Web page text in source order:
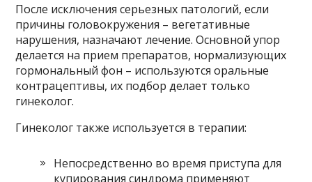
После исключения серьезных патологий, если
причины головокружения – вегетативные
нарушения, назначают лечение. Основной упор
делается на прием препаратов, нормализующих
гормональный фон – используются оральные
контрацептивы, их подбор делает только
гинеколог.
Гинеколог также используется в терапии:
Непосредственно во время приступа для
купирования синдрома применяют